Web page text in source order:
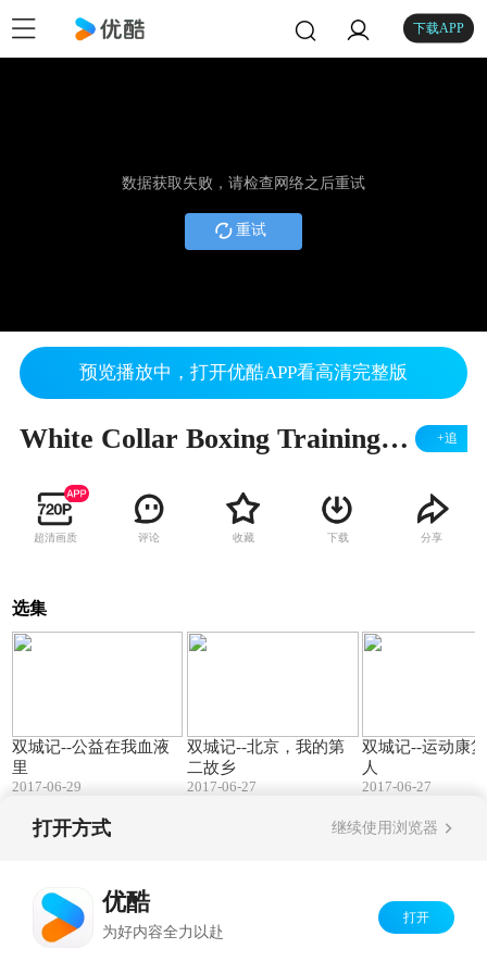
下载APP
数据获取失败，请检查网络之后重试
重试
预览播放中，打开优酷APP看高清完整版
White Collar Boxing Training白领拳击训练 +追
超清画质 评论 收藏 下载 分享
选集
双城记--公益在我血液
里
2017-06-29
双城记--北京，我的第
二故乡
2017-06-27
双城记--运动康
人
2017-06-27
打开方式 继续使用浏览器
优酷
为好内容全力以赴
打开